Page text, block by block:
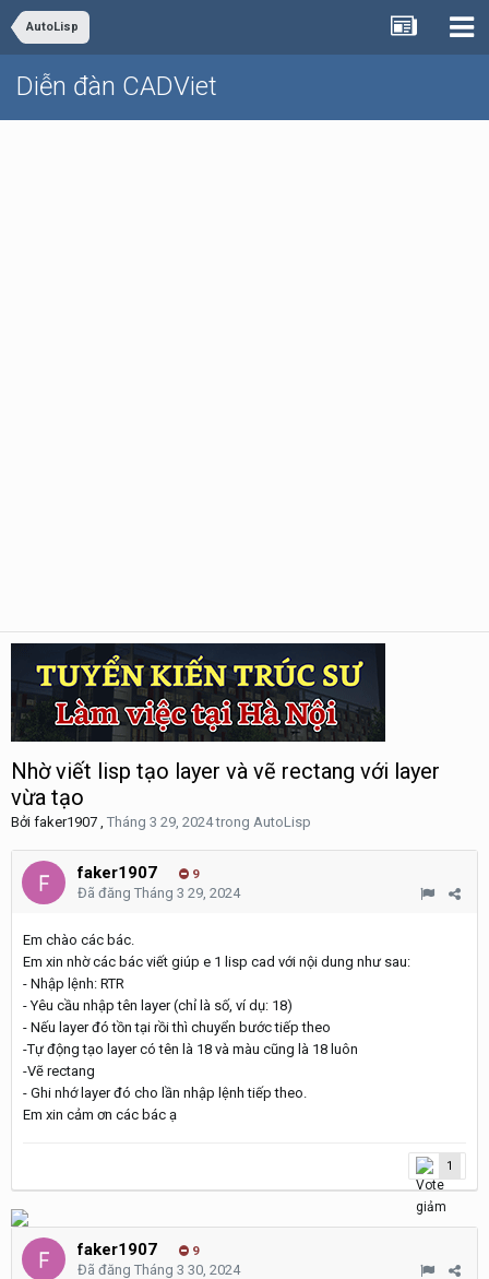
AutoLisp
Diễn đàn CADViet
Nhờ viết lisp tạo layer và vẽ rectang với layer
vừa tạo
Bởi faker1907 , Tháng 3 29, 2024trong AutoLisp
faker1907 9
Đã đăng Tháng 3 29, 2024
Em chào các bác.
Em xin nhờ các bác viết giúp e 1 lisp cad với nội dung như sau:
- Nhập lệnh: RTR
- Yêu cầu nhập tên layer (chỉ là số, ví dụ: 18)
- Nếu layer đó tồn tại rồi thì chuyển bước tiếp theo
-Tự động tạo layer có tên là 18 và màu cũng là 18 luôn
-Vẽ rectang
- Ghi nhớ layer đó cho lần nhập lệnh tiếp theo.
Em xin cảm ơn các bác ạ
1
faker1907 9
Đã đăng Tháng 3 30, 2024